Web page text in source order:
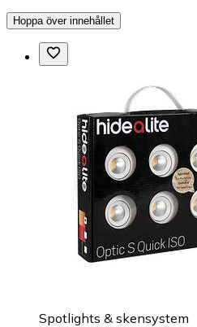
Hoppa över innehållet
Spotlights & skensystem